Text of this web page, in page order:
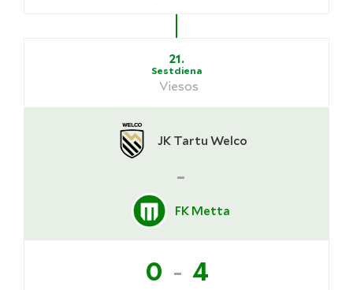
21.
Sestdiena
Viesos
JK Tartu Welco
-
FK Metta
0 - 4